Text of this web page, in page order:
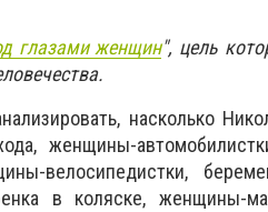
глазами женщин", цель
насколько
женщины-
велосипедистки,
в коляске, женщины-